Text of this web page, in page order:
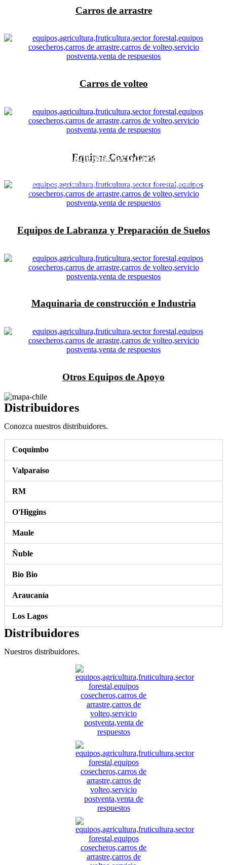
¿Cómo te podemos ayudar?
Fabricamos equipos para agricultura, fruticultura y sector forestal de
Chile.
Carros de arrastre
Carros de volteo
Equipos Cosecheros
Equipos de Labranza y Preparación de Suelos
Maquinaria de construcción e Industria
Otros Equipos de Apoyo
Distribuidores
Conozca nuestros distribuidores.
Coquimbo
Valparaiso
RM
O'Higgins
Maule
Ñuble
Bio Bio
Araucanía
Los Lagos
Distribuidores
Nuestros distribuidores.